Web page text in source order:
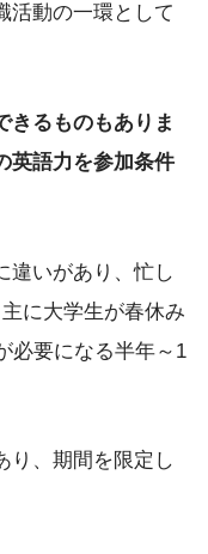
活動の一環として
きるものもありま
英語力を参加条件
違いがあり、忙し
に大学生が春休み
必要になる半年～1
り、期間を限定し